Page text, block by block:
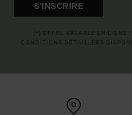
S'INSCRIRE